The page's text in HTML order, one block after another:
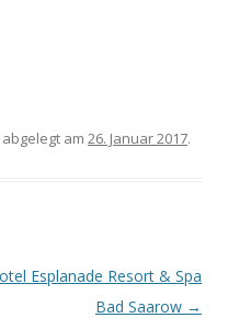
abgelegt am 26. Januar 2017.
Esplanade Resort & Spa
Bad Saarow →